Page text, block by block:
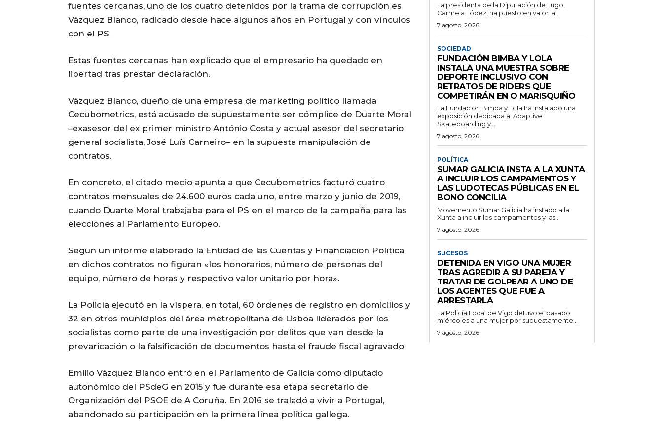
fuentes cercanas, uno de los cuatro detenidos por la trama de corrupción es
Vázquez Blanco, radicado desde hace algunos años en Portugal y con vínculos
con el PS.
Estas fuentes cercanas han explicado que el empresario ha quedado en
libertad tras prestar declaración.
Vázquez Blanco, dueño de una empresa de marketing político llamada
Cecubometrics, está acusado de supuestamente ser cómplice de Duarte Moral
–exasesor del ex primer ministro António Costa y actual asesor del secretario
general socialista, José Luís Carneiro– en la supuesta manipulación de
contratos.
En concreto, el citado medio apunta a que Cecubometrics facturó cuatro
contratos mensuales de 24.600 euros cada uno, entre marzo y junio de 2019,
cuando Duarte Moral trabajaba para el PS en el marco de la campaña para las
elecciones al Parlamento Europeo.
Según un informe elaborado la Entidad de las Cuentas y Financiación Política,
en dichos contratos no figuran «los honorarios, número de personas del
equipo, número de horas y respectivo valor unitario por hora».
La Policía ejecutó en la víspera, en total, 60 órdenes de registro en domicilios y
32 en otros municipios del área metropolitana de Lisboa liderados por los
socialistas como parte de una investigación por delitos que van desde la
prevaricación o la falsificación de documentos hasta el fraude fiscal agravado.
Emilio Vázquez Blanco entró en el Parlamento de Galicia como diputado
autonómico del PSdeG en 2015 y fue durante esa etapa secretario de
Organización del PSOE de A Coruña. En 2016 se traladó a vivir a Portugal,
abandonado su participación en la primera línea política gallega.
La presidenta de la Diputación de Lugo,
Carmela López, ha puesto en valor la...
7 agosto, 2026
SOCIEDAD
FUNDACIÓN BIMBA Y LOLA
INSTALA UNA MUESTRA SOBRE
DEPORTE INCLUSIVO CON
RETRATOS DE RIDERS QUE
COMPETIRÁN EN O MARISQUIÑO
La Fundación Bimba y Lola ha instalado una
exposición dedicada al Adaptive
Skateboarding y...
7 agosto, 2026
POLÍTICA
SUMAR GALICIA INSTA A LA XUNTA
A INCLUIR LOS CAMPAMENTOS Y
LAS LUDOTECAS PÚBLICAS EN EL
BONO CONCILIA
Movemento Sumar Galicia ha instado a la
Xunta a incluir los campamentos y las...
7 agosto, 2026
SUCESOS
DETENIDA EN VIGO UNA MUJER
TRAS AGREDIR A SU PAREJA Y
TRATAR DE GOLPEAR A UNO DE
LOS AGENTES QUE FUE A
ARRESTARLA
La Policía Local de Vigo detuvo el pasado
miércoles a una mujer por supuestamente...
7 agosto, 2026